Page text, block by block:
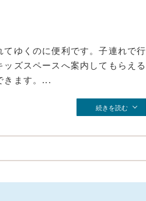
ゆくのに便利です。子連れで行
ズスペースへ案内してもらえる
きます。...
続きを読む